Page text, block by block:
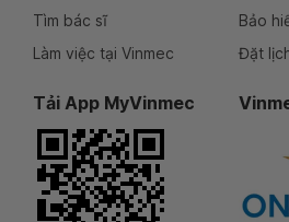
Tìm bác sĩ
Làm việc tại Vinmec
Bảo
Đặt
Tải App MyVinmec